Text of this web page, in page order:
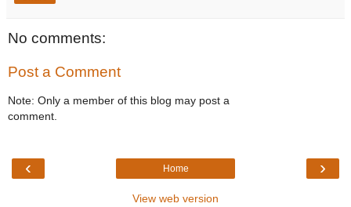
No comments:
Post a Comment
Note: Only a member of this blog may post a
comment.
‹ ›
Home
View web version